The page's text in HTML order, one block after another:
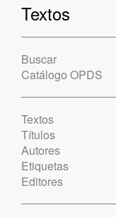
Textos
Buscar
Catálogo OPDS
Textos
Títulos
Autores
Etiquetas
Editores